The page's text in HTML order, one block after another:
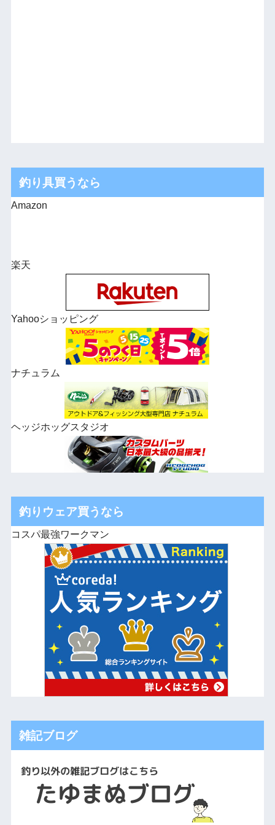
釣り具買うなら
Amazon
楽天
Yahooショッピング
ナチュラム
ヘッジホッグスタジオ
釣りウェア買うなら
コスパ最強ワークマン
雑記ブログ